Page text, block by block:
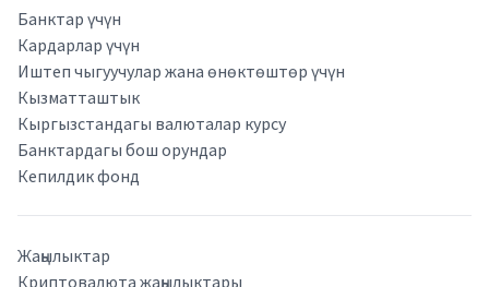
Банктар үчүн
Кардарлар үчүн
Иштеп чыгуучулар жана өнөктөштөр үчүн
Кызматташтык
Кыргызстандагы валюталар курсу
Банктардагы бош орундар
Кепилдик фонд
Жаңылыктар
Криптовалюта жаңылыктары